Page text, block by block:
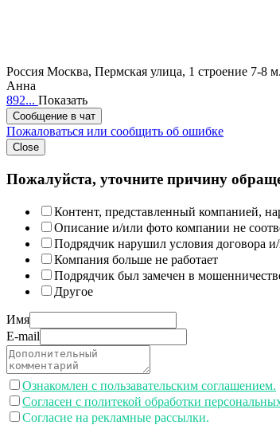
Россия Москва, Пермская улица, 1 строение 7-8
Анна
892... Показать
Сообщение в чат
Пожаловаться или сообщить об ошибке
Close
Пожалуйста, уточните причину
Контент, представленный компанией,
Описание и/или фото компании не
Подрядчик нарушил условия договора
Компания больше не работает
Подрядчик был замечен в
Другое
Имя
E-mail
Ознакомлен с пользавательским соглашением.
Согласен с политекой обработки
Согласие на рекламные рассылки.